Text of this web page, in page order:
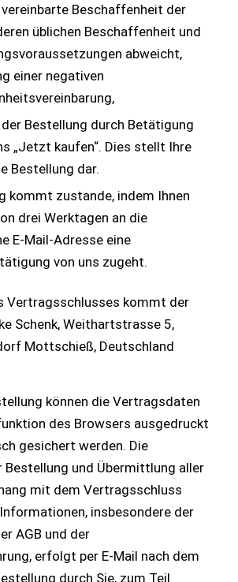
Beschaffenheit der
üblichen Beschaffenheit und
abweicht,
einer negativen
Bestellung durch Betätigung
„Jetzt kaufen“. Dies stellt Ihre
Bestellung dar.
kommt zustande, indem Ihnen
drei Werktagen an die
E-Mail-Adresse eine
von uns zugeht.
Vertragsschlusses kommt der
Schenk, Weithartstrasse 5,
Mottschieß, Deutschland
können die Vertragsdaten
des Browsers ausgedruckt
gesichert werden. Die
Bestellung und Übermittlung aller
mit dem Vertragsschluss
insbesondere der
AGB und der
erfolgt per E-Mail nach dem
durch Sie, zum Teil